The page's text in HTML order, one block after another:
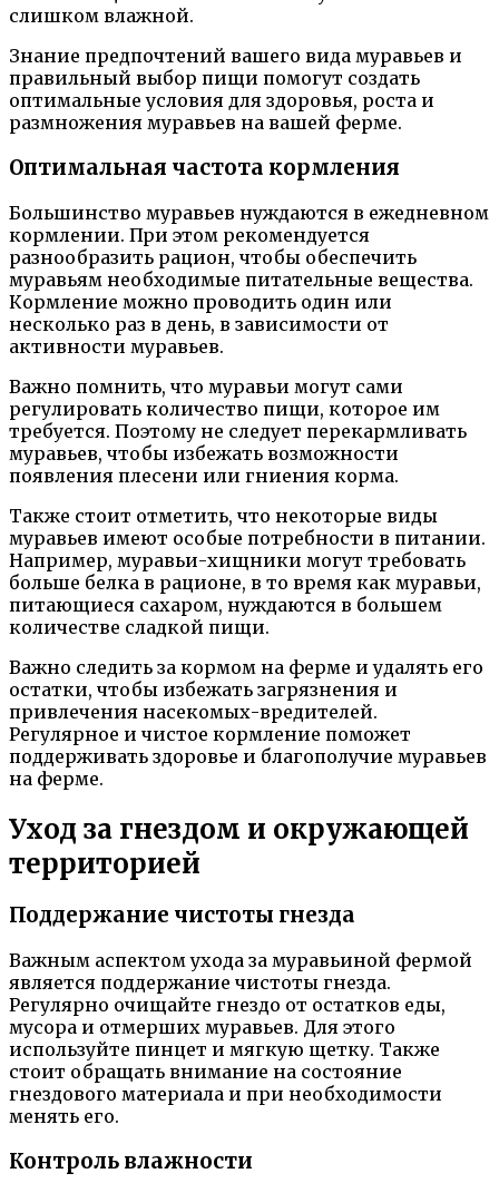
слишком влажной.
Знание предпочтений вашего вида муравьев и
правильный выбор пищи помогут создать
оптимальные условия для здоровья, роста и
размножения муравьев на вашей ферме.
Оптимальная частота кормления
Большинство муравьев нуждаются в ежедневном
кормлении. При этом рекомендуется
разнообразить рацион, чтобы обеспечить
муравьям необходимые питательные вещества.
Кормление можно проводить один или
несколько раз в день, в зависимости от
активности муравьев.
Важно помнить, что муравьи могут сами
регулировать количество пищи, которое им
требуется. Поэтому не следует перекармливать
муравьев, чтобы избежать возможности
появления плесени или гниения корма.
Также стоит отметить, что некоторые виды
муравьев имеют особые потребности в питании.
Например, муравьи-хищники могут требовать
больше белка в рационе, в то время как муравьи,
питающиеся сахаром, нуждаются в большем
количестве сладкой пищи.
Важно следить за кормом на ферме и удалять его
остатки, чтобы избежать загрязнения и
привлечения насекомых-вредителей.
Регулярное и чистое кормление поможет
поддерживать здоровье и благополучие муравьев
на ферме.
Уход за гнездом и окружающей
территорией
Поддержание чистоты гнезда
Важным аспектом ухода за муравьиной фермой
является поддержание чистоты гнезда.
Регулярно очищайте гнездо от остатков еды,
мусора и отмерших муравьев. Для этого
используйте пинцет и мягкую щетку. Также
стоит обращать внимание на состояние
гнездового материала и при необходимости
менять его.
Контроль влажности